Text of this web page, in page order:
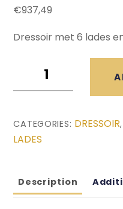
€937,49
Dressoir met 6 lades
Dressoir
CATEGORIES: DRESSOIR,
LADES
Description